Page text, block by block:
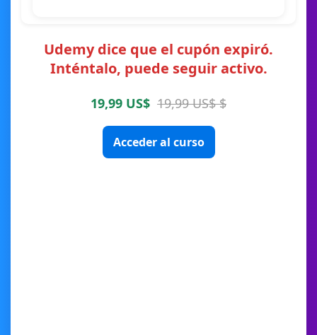
Udemy dice que el cupón expiró.
Inténtalo, puede seguir activo.
19,99 US$ 19,99 US$ $
Acceder al curso